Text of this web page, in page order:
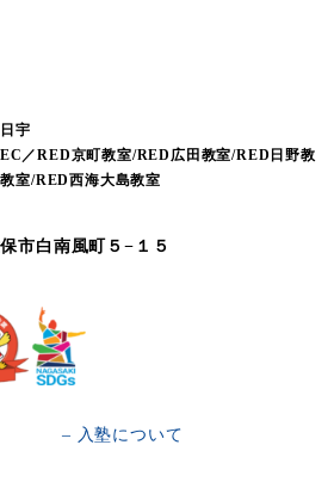
宇
／RED京町教室/RED広田教室/RED日野教
室/RED西海大島教室
市白南風町５−１５
– 入塾について